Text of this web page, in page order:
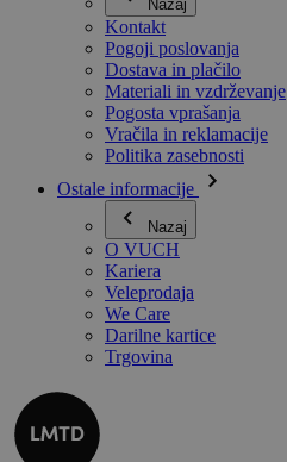
Nazaj
Kontakt
Pogoji poslovanja
Dostava in plačilo
Materiali in vzdrževanje
Pogosta vprašanja
Vračila in reklamacije
Politika zasebnosti
Ostale informacije
Nazaj
O VUCH
Kariera
Veleprodaja
We Care
Darilne kartice
Trgovina